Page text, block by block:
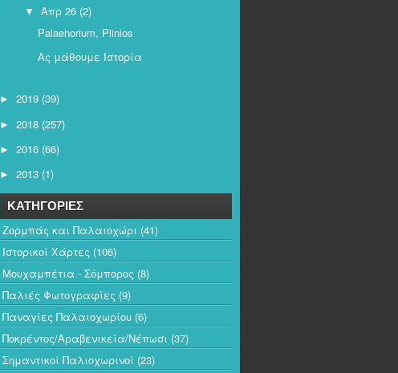
▼ Απρ 26 (2)
Palaehorium, Plinios
Ας μάθουμε Ιστορία
► 2019 (39)
► 2018 (257)
► 2016 (66)
► 2013 (1)
ΚΑΤΗΓΟΡΙΕΣ
Ζορμπάς και Παλαιοχώρι (41)
Ιστορικοί Χάρτες (106)
Μουχαμπέτια - Σόμπορος (8)
Παλιές Φωτογραφίες (9)
Παναγίες Παλαιοχωρίου (6)
Ποκρέντος/Αραβενικεία/Νέπωσι (37)
Σημαντικοί Παλιοχωρινοί (23)